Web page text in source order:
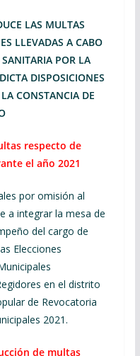
LAS MULTAS
LLEVADAS A CABO
POR LA
DISPOSICIONES
CONSTANCIA DE
respecto de
el año 2021
por omisión al
a integrar la mesa de
del cargo de
Elecciones
en el distrito
de Revocatoria
2021.
de multas